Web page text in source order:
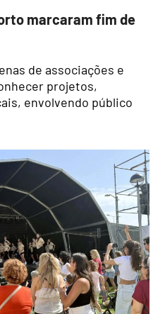
marcaram fim de
de associações e
projetos,
envolvendo público